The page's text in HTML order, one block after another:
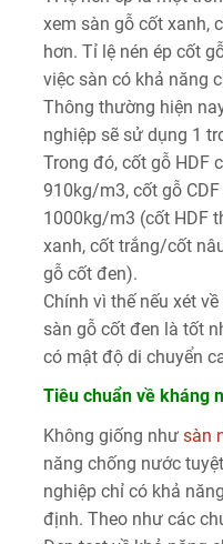
xem sàn gỗ cốt xanh,
hơn. Tỉ lệ nén ép cốt
việc sàn có khả năng
Thông thường hiện
nghiệp sẽ sử dụng 1
Trong đó, cốt gỗ HDF
910kg/m3, cốt gỗ
1000kg/m3 (cốt HDF
xanh, cốt trắng/cốt
gỗ cốt đen).
Chính vì thế nếu xét
sàn gỗ cốt đen là tốt
có mật độ di chuyển
Tiêu chuẩn về kháng
Không giống như sàn
năng chống nước
nghiệp chỉ có khả
định. Theo như các